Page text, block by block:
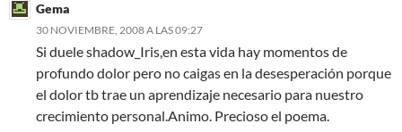
Gema
30 NOVIEMBRE, 2008 A LAS 09:27
Si duele shadow_Iris,en esta vida hay momentos de
profundo dolor pero no caigas en la desesperación porque
el dolor tb trae un aprendizaje necesario para nuestro
crecimiento personal.Animo. Precioso el poema.